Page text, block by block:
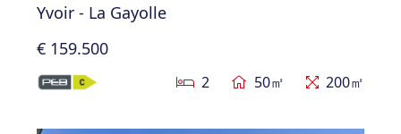
Yvoir - La Gayolle
€ 159.500
2 50㎡ 200㎡